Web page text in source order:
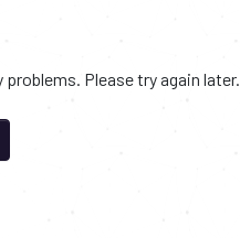
Please try again later.